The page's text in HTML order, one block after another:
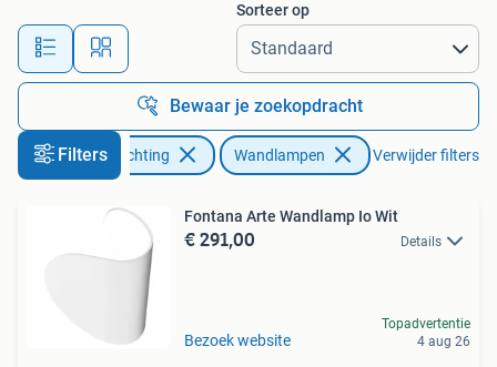
Alle afstanden…
Sorteer op
Bewaar je zoekopdracht
Filters
Huis en Inrichting Wandlampen Verwijder filters
Fontana Arte Wandlamp Io Wit
€ 291,00 Details
Bezoek website
Topadvertentie
4 aug 26